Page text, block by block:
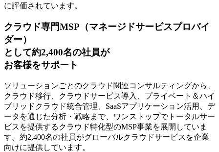
に評価されています。
クラウド専門MSP （マネージドサービスプロバイ
ダー）
として約2,400名の社員が
お客様をサポート
ソリューションごとのクラウド関連コンサルティングから、
クラウド移行、クラウドサービス導入、プライベート＆ハイ
ブリッドクラウド統合管理、SaaSアプリケーション活用、デ
ータを通じた分析・戦略まで、ワンストップでトータルサー
ビスを提供するクラウド特化型のMSP事業を展開していま
す。約2,400名の社員がグローバルクラウドサービスを企業
向けに提供しています。